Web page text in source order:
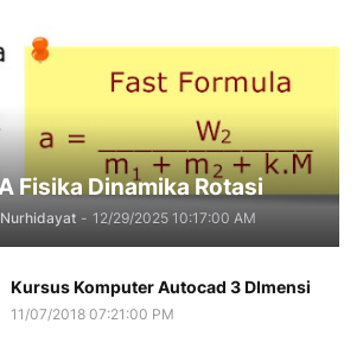
Fisika Dinamika Rotasi
- 12/29/2025 10:17:00 AM
Kursus Komputer Autocad 3 DImensi
11/07/2018 07:21:00 PM